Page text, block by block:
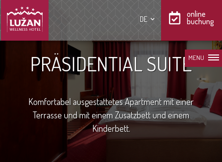
DE
online
buchung
MENU
PRÄSIDENTIAL SUITE
Komfortabel ausgestattetes Apartment mit einer
Terrasse und mit einem Zusatzbett und einem
Kinderbett.